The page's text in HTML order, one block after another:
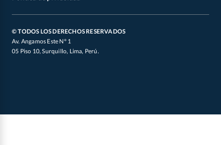
Canal de Integridad
Defensoría de Vendedores y Proveedores
© TODOS LOS DERECHOS RESERVADOS
Av. Angamos Este N° 1
05 Piso 10, Surquillo, Lima, Perú.